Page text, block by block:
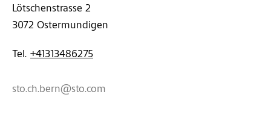
Lötschenstrasse 2
3072 Ostermundigen
Tel. +41313486275
sto.ch.bern@sto.com